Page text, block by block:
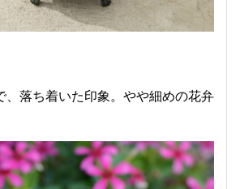
、落ち着いた印象。やや細めの花弁